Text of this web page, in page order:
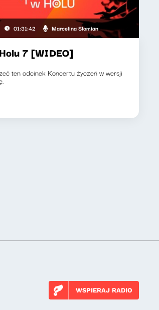
01:31:42 Marcelina Słomian
7 [WIDEO]
ten odcinek Koncertu życzeń w wersji
WSPIERAJ RADIO